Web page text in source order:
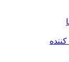
کننده